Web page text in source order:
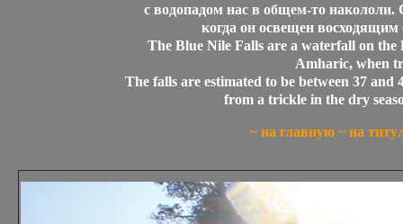
с водопадом нас в общем-то накололи.
когда он освещен восходящим
The Blue Nile Falls are a waterfall on
Amharic, when
The falls are estimated to be between 37
from a trickle in the dry
~ на главную ~ на